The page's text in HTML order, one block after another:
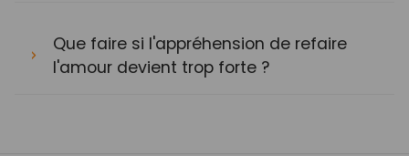
Que faire si l'appréhension de refaire
l'amour devient trop forte ?